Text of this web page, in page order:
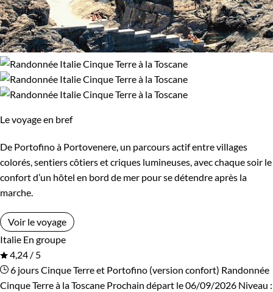
Âge des enfants
Les 6/9 ans Les 10/13 ans
Les 14/16 ans
Confort
Standard Supérieur
Haut de gamme
Itinérance
Itinérant Semi-itinérant
Le voyage en bref
De Portofino à Portovenere, un parcours actif entre villages
colorés, sentiers côtiers et criques lumineuses, avec chaque soir le
confort d’un hôtel en bord de mer pour se détendre après la
marche.
Voir le voyage
Italie En groupe
4,24 / 5
6 joursCinque Terre et Portofino (version confort) Randonnée
Cinque Terre à la Toscane Prochain départ le 06/09/2026 Niveau :